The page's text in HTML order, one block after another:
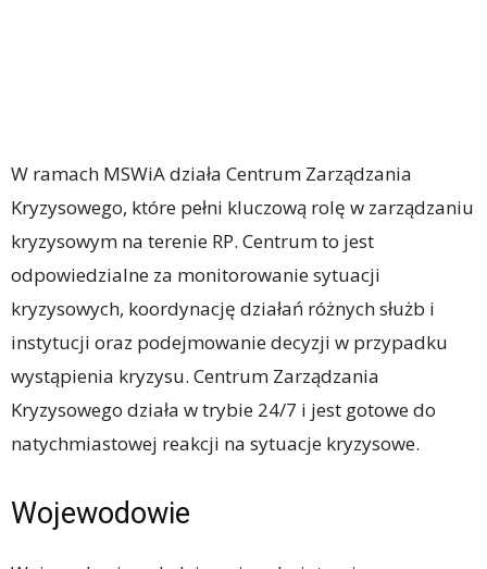
W ramach MSWiA działa Centrum Zarządzania
Kryzysowego, które pełni kluczową rolę w zarządzaniu
kryzysowym na terenie RP. Centrum to jest
odpowiedzialne za monitorowanie sytuacji
kryzysowych, koordynację działań różnych służb i
instytucji oraz podejmowanie decyzji w przypadku
wystąpienia kryzysu. Centrum Zarządzania
Kryzysowego działa w trybie 24/7 i jest gotowe do
natychmiastowej reakcji na sytuacje kryzysowe.
Wojewodowie